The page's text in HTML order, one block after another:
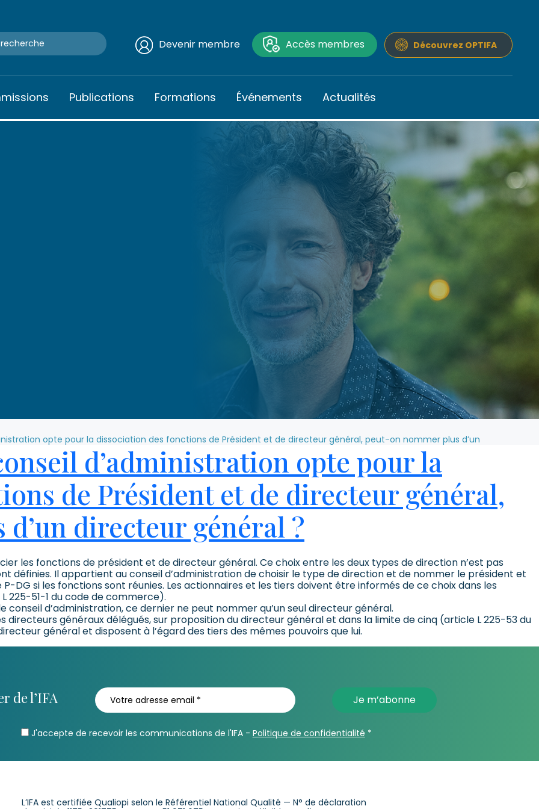
Devenir membre Accès membres Découvrez OPTIFA
Publications Formations Événements Actualités
opte pour la dissociation des fonctions de Président et de directeur général, peut-on nommer plus d’un
d’administration opte pour la
de Président et de directeur général,
directeur général ?
les fonctions de président et de directeur général. Ce choix entre les deux types de direction n’est pas
définies. Il appartient au conseil d’administration de choisir le type de direction et de nommer le président et
DG si les fonctions sont réunies. Les actionnaires et les tiers doivent être informés de ce choix dans les
225-51-1 du code de commerce).
d’administration, ce dernier ne peut nommer qu’un seul directeur général.
directeurs généraux délégués, sur proposition du directeur général et dans la limite de cinq (article L 225-53 du
général et disposent à l’égard des tiers des mêmes pouvoirs que lui.
de l’IFA
J'accepte de recevoir les communications de l'IFA - Politique de confidentialité *
L’IFA est certifiée Qualiopi selon le Référentiel National Qualité — N° de déclaration